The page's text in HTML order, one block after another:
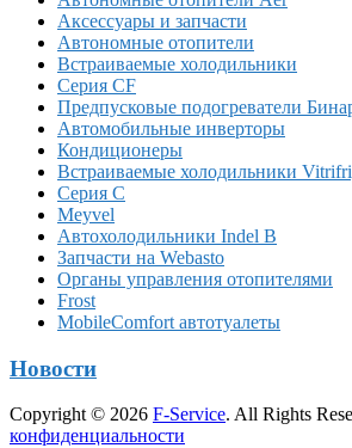
Аксессуары и запчасти
Автономные отопители
Встраиваемые холодильники
Серия CF
Предпусковые подогреватели
Автомобильные инверторы
Кондиционеры
Встраиваемые холодильники
Серия C
Meyvel
Автохолодильники Indel B
Запчасти на Webasto
Органы управления отопителями
Frost
MobileComfort автотуалеты
Новости
Copyright © 2026 F-Service. All Rights
конфиденциальности